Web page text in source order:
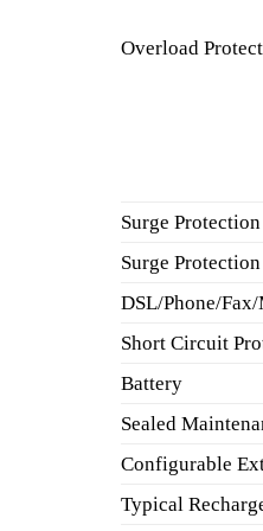
Overload
Surge
Surge Protection
DSL/Phone/
Short Circuit
Battery
Sealed
Configurable
Typical